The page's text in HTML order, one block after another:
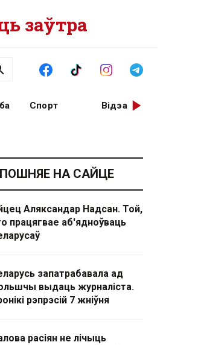
заўтра
Спорт Відэа
НА САЙЦЕ
Аляксандар Надсан. Той,
працягвае аб'ядноўваць
запатрабавала ад
выдаць журналіста.
рэпрэсій 7 жніўня
расіян не лічыць